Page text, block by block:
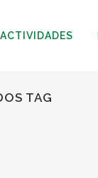
ACTIVIDADES
TAG